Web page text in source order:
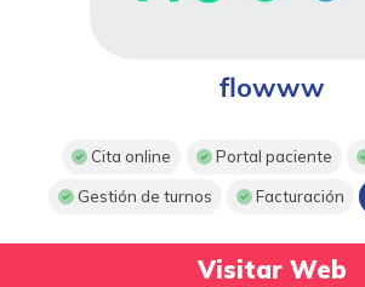
flowww
Cita online Portal paciente
Gestión de turnos Facturación
Visitar Web